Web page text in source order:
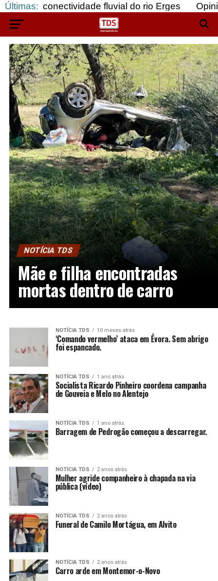
Últimas:
conectividade fluvial do rio Erges Opinião:
NOTÍCIA TDS
Mãe e filha encontradas
mortas dentro de carro
NOTÍCIA TDS 10 meses atrás
‘Comando vermelho’ ataca em Évora. Sem abrigo
foi espancado.
NOTÍCIA TDS 1 ano atrás
Socialista Ricardo Pinheiro coordena campanha
de Gouveia e Melo no Alentejo
NOTÍCIA TDS 1 ano atrás
Barragem de Pedrogão começou a descarregar.
NOTÍCIA TDS 2 anos atrás
Mulher agride companheiro à chapada na via
pública (vídeo)
NOTÍCIA TDS 2 anos atrás
Funeral de Camilo Mortágua, em Alvito
NOTÍCIA TDS 2 anos atrás
Carro arde em Montemor-o-Novo